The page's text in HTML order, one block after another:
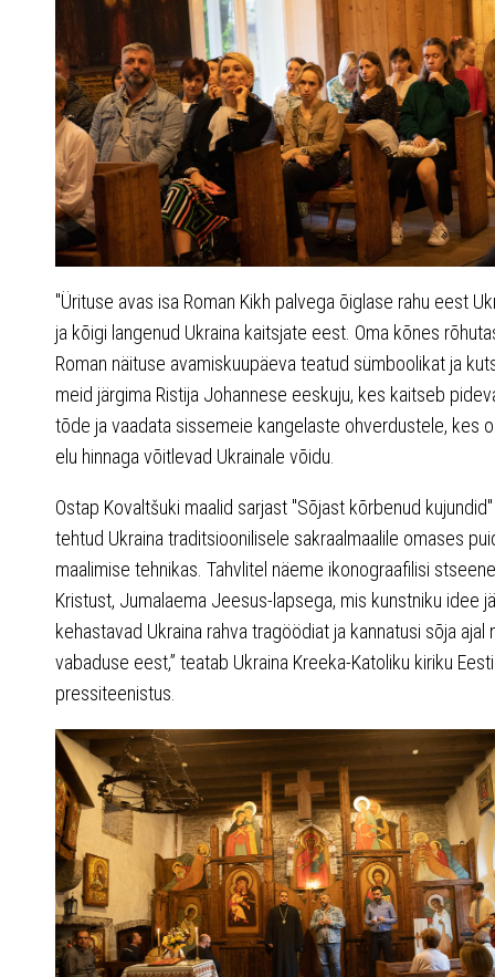
"Ürituse avas isa Roman Kikh palvega õiglase rahu eest
ja kõigi langenud Ukraina kaitsjate eest. Oma kõnes
Roman näituse avamiskuupäeva teatud sümboolikat ja
meid järgima Ristija Johannese eeskuju, kes kaitseb
tõde ja vaadata sissemeie kangelaste ohverdustele, kes
elu hinnaga võitlevad Ukrainale võidu.
Ostap Kovaltšuki maalid sarjast "Sõjast kõrbenud
tehtud Ukraina traditsioonilisele sakraalmaalile omases
maalimise tehnikas. Tahvlitel näeme ikonograafilisi
Kristust, Jumalaema Jeesus-lapsega, mis kunstniku idee
kehastavad Ukraina rahva tragöödiat ja kannatusi sõja ajal
vabaduse eest,” teatab Ukraina Kreeka-Katoliku kiriku
pressiteenistus.